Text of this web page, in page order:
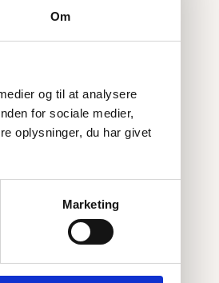
Om
og til at analysere
for sociale medier,
oplysninger, du har givet
Marketing